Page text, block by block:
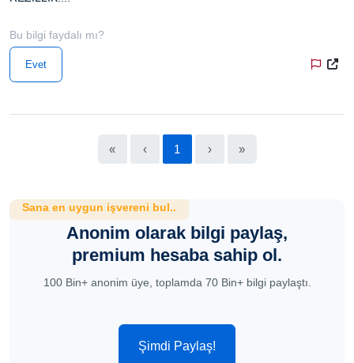
Bu bilgi faydalı mı?
Evet
« ‹ 1 › »
Sana en uygun işvereni bul..
Anonim olarak bilgi paylaş,
premium hesaba sahip ol.
100 Bin+ anonim üye, toplamda 70 Bin+ bilgi paylaştı.
Şimdi Paylaş!